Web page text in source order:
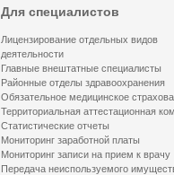
Для специалистов
Лицензирование отдельных видов
деятельности
Главные внештатные специалисты
Районные отделы здравоохранения
Обязательное медицинское
Территориальная аттестационная
Статистические отчеты
Мониторинг заработной платы
Мониторинг записи на прием к врачу
Передача неиспользуемого